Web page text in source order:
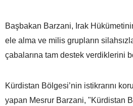
Başbakan Barzani, Irak
ele alma ve milis grupların
çabalarına tam destek verdiklerini
Kürdistan Bölgesi’nin istikrarını
yapan Mesrur Barzani, "Kürdistan